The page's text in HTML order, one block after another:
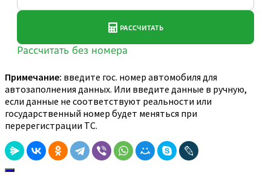
Примечание: введите гос. номер автомобиля для
автозаполнения данных. Или введите данные в ручную,
если данные не соответствуют реальности или
государственный номер будет меняться при
перерегистрации ТС.